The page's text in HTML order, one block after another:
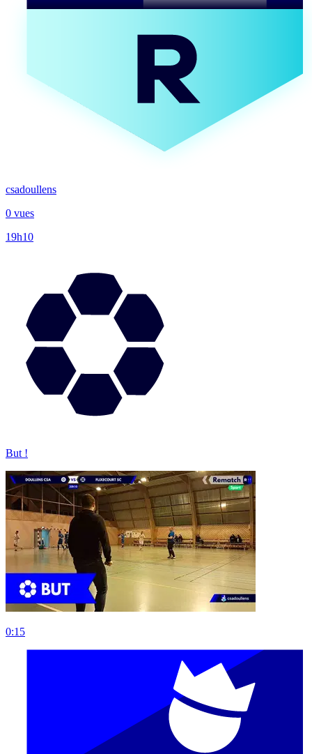
csadoullens
0 vues
19h10
But !
0:15